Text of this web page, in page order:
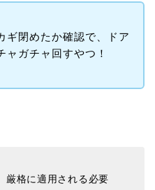
ギ閉めたか確認で、ドア
ャガチャ回すやつ！
厳格に適用される必要